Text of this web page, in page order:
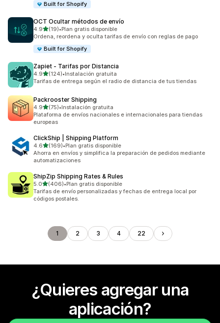
Built for Shopify
OCT Ocultar métodos de envío
4.9de 5 estrellas
(19)
19 reseñas en total
•Plan gratis disponible
Ordena, reordena y oculta tarifas de envío con reglas de pago
Built for Shopify
Zapiet ‑ Tarifas por Distancia
4.9de 5 estrellas
(124)
124 reseñas en total
•Instalación gratuita
Tarifas de entrega según el radio de distancia de tus tiendas
Packrooster Shipping
4.9de 5 estrellas
(75)
75 reseñas en total
•Instalación gratuita
Plataforma de envíos nacionales e internacionales para tiendas
europeas
ClickShip | Shipping Platform
4.6de 5 estrellas
(169)
169 reseñas en total
•Plan gratis disponible
Ahorra en envíos y simplifica la preparación de pedidos mediante
automatizaciones
ShipZip Shipping Rates & Rules
5.0de 5 estrellas
(406)
406 reseñas en total
•Plan gratis disponible
Tarifas de envío personalizadas y fechas de entrega local por
códigos postales.
1 2 3 4 22
¿Quieres agregar una
aplicación?